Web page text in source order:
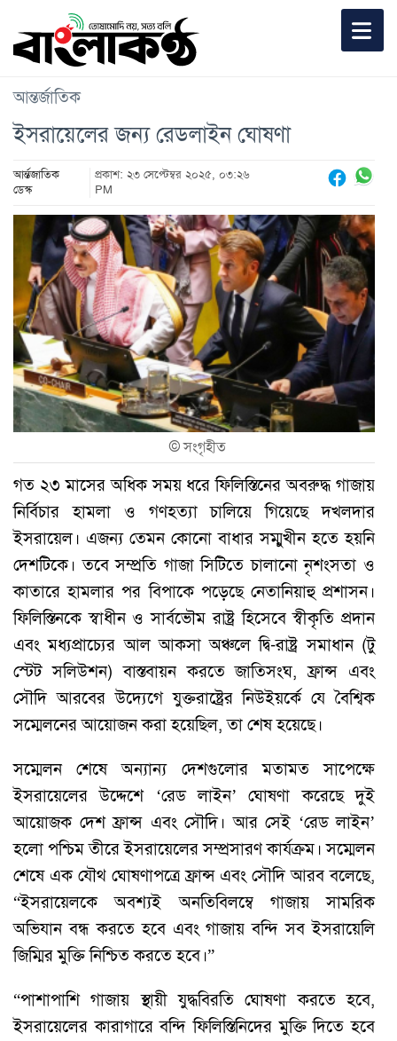
আন্তর্জাতিক
ইসরায়েলের জন্য রেডলাইন ঘোষণা
আর্ন্তজাতিক
ডেস্ক
প্রকাশ: ২৩ সেপ্টেম্বর ২০২৫, ০৩:২৬
PM
©সংগৃহীত
গত ২৩ মাসের অধিক সময় ধরে ফিলিস্তিনের অবরুদ্ধ গাজায়
নির্বিচার হামলা ও গণহত্যা চালিয়ে গিয়েছে দখলদার
ইসরায়েল। এজন্য তেমন কোনো বাধার সম্মুখীন হতে হয়নি
দেশটিকে। তবে সম্প্রতি গাজা সিটিতে চালানো নৃশংসতা ও
কাতারে হামলার পর বিপাকে পড়েছে নেতানিয়াহু প্রশাসন।
ফিলিস্তিনকে স্বাধীন ও সার্বভৌম রাষ্ট্র হিসেবে স্বীকৃতি প্রদান
এবং মধ্যপ্রাচ্যের আল আকসা অঞ্চলে দ্বি-রাষ্ট্র সমাধান (টু
স্টেট সলিউশন) বাস্তবায়ন করতে জাতিসংঘ, ফ্রান্স এবং
সৌদি আরবের উদ্যেগে যুক্তরাষ্ট্রের নিউইয়র্কে যে বৈশ্বিক
সম্মেলনের আয়োজন করা হয়েছিল, তা শেষ হয়েছে।
সম্মেলন শেষে অন্যান্য দেশগুলোর মতামত সাপেক্ষে
ইসরায়েলের উদ্দেশে ‘রেড লাইন’ ঘোষণা করেছে দুই
আয়োজক দেশ ফ্রান্স এবং সৌদি। আর সেই ‘রেড লাইন’
হলো পশ্চিম তীরে ইসরায়েলের সম্প্রসারণ কার্যক্রম। সম্মেলন
শেষে এক যৌথ ঘোষণাপত্রে ফ্রান্স এবং সৌদি আরব বলেছে,
“ইসরায়েলকে অবশ্যই অনতিবিলম্বে গাজায় সামরিক
অভিযান বন্ধ করতে হবে এবং গাজায় বন্দি সব ইসরায়েলি
জিম্মির মুক্তি নিশ্চিত করতে হবে।”
“পাশাপাশি গাজায় স্থায়ী যুদ্ধবিরতি ঘোষণা করতে হবে,
ইসরায়েলের কারাগারে বন্দি ফিলিস্তিনিদের মুক্তি দিতে হবে